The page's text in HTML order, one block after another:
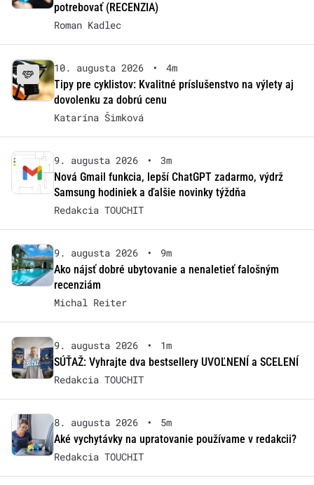
potrebovať (RECENZIA)
Roman Kadlec
10. augusta 2026 •
4m
Tipy pre cyklistov: Kvalitné príslušenstvo na výlety aj
dovolenku za dobrú cenu
Katarína Šimková
9. augusta 2026 •
3m
Nová Gmail funkcia, lepší ChatGPT zadarmo, výdrž
Samsung hodiniek a ďalšie novinky týždňa
Redakcia TOUCHIT
9. augusta 2026 •
9m
Ako nájsť dobré ubytovanie a nenaletieť falošným
recenziám
Michal Reiter
9. augusta 2026 •
1m
SÚŤAŽ: Vyhrajte dva bestsellery UVOĽNENÍ a SCELENÍ
Redakcia TOUCHIT
8. augusta 2026 •
5m
Aké vychytávky na upratovanie používame v redakcii?
Redakcia TOUCHIT